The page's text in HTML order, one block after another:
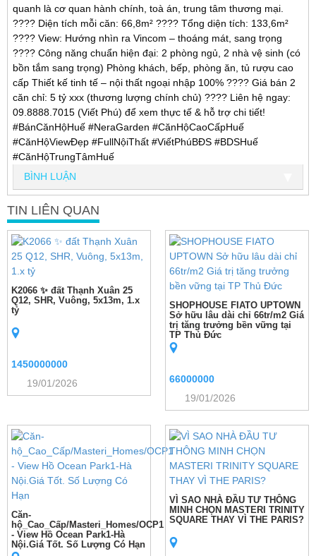
quanh là cơ quan hành chính, toà án, trung tâm thương mại.
???? Diện tích mỗi căn: 66,8m² ???? Tổng diện tích: 133,6m²
???? View: Hướng nhìn ra Vincom – thoáng mát, sang trọng
???? Công năng chuẩn hiện đại: 2 phòng ngủ, 2 nhà vệ sinh (có
bồn tắm sang trọng) Phòng khách, bếp, phòng ăn, tủ rượu cao
cấp Thiết kế tinh tế – nội thất ngoại nhập 100% ???? Giá bán 2
căn chỉ: 5 tỷ xxx (thương lượng chính chủ) ???? Liên hệ ngay:
09.8888.7015 (Viết Phú) để xem thực tế & hỗ trợ chi tiết!
#BánCănHộHuế #NeraGarden #CănHộCaoCấpHuế
#CănHộViewĐẹp #FullNộiThất #ViếtPhúBĐS #BDSHuế
#CănHộTrungTâmHuế
BÌNH LUẬN
TIN LIÊN QUAN
K2066 ✨ đất Thạnh Xuân 25
Q12, SHR, Vuông, 5x13m, 1.x
tỷ
1450000000
19/01/2026
SHOPHOUSE FIATO UPTOWN
Sở hữu lâu dài chỉ 66tr/m2 Giá
trị tăng trưởng bền vững tại
TP Thủ Đức
66000000
19/01/2026
Căn-
hộ_Cao_Cấp/Masteri_Homes/OCP1
- View Hồ Ocean Park1-Hà
Nội.Giá Tốt. Số Lượng Có Hạn
VÌ SAO NHÀ ĐẦU TƯ THÔNG
MINH CHỌN MASTERI TRINITY
SQUARE THAY VÌ THE PARIS?